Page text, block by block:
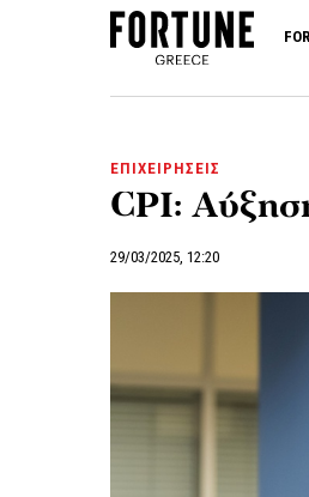
ΕΠΙΧΕΙΡΗΣΕΙΣ
CPI:
29/03/2025, 12:20